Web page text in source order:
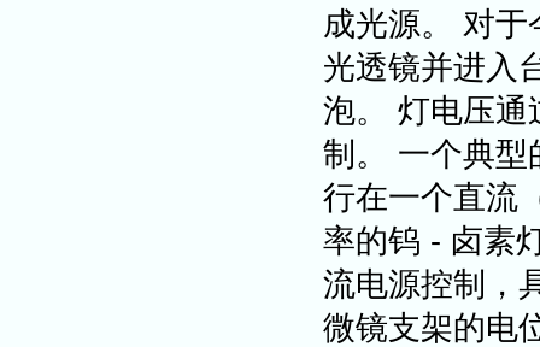
成光源。 对
光透镜并进入
泡。 灯电压通
制。 一个典型
行在一个直流
率的钨 - 卤素
流电源控制，
微镜支架的电